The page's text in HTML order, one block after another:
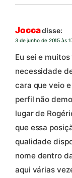
Joccadisse:
3 de junho de 2015 às
Eu sei e
necessidade
cara que veio
perfil não
lugar de
que essa
qualidade
nome dentro
aqui várias